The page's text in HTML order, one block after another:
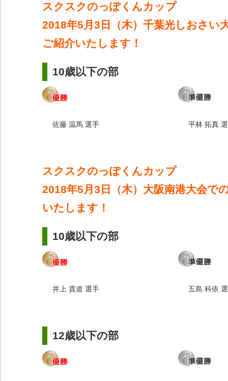
スクスクのっぽくんカップ
2018年5月3日（木）千葉光しおさい
ご紹介いたします！
10歳以下の部
佐藤 温馬 選手 平林 拓真
スクスクのっぽくんカップ
2018年5月3日（木）大阪南港大会で
いたします！
10歳以下の部
井上 貴道 選手 五島 科依
12歳以下の部